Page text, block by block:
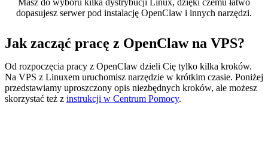
dopasujesz serwer pod instalację OpenClaw i innych narzędzi.
Jak zacząć pracę z OpenClaw na VPS?
Od rozpoczęcia pracy z OpenClaw dzieli Cię tylko kilka kroków.
Na VPS z Linuxem uruchomisz narzędzie w krótkim czasie. Poniżej
przedstawiamy uproszczony opis niezbędnych kroków, ale możesz
skorzystać też z instrukcji w Centrum Pomocy.